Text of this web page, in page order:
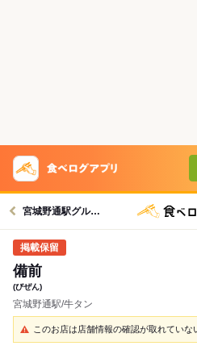
宮城野通駅グルメへ
備前
(びぜん)
宮城野通駅/牛タン
このお店は店舗情報の確認が取れていな